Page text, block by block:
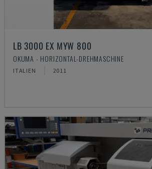
LB 3000 EX MYW 800
OKUMA - HORIZONTAL-DREHMASCHINE
ITALIEN 2011